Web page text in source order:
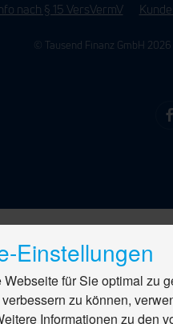
nach § 15 VersVermV
© Tausend Finanz GmbH 2026
Einstellungen
Webseite für Sie optimal zu
zu können,
Informationen zu den